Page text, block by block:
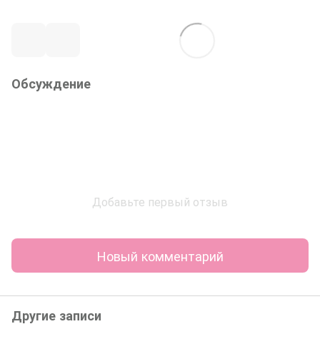
Обсуждение
Добавьте первый отзыв
Новый комментарий
Другие записи